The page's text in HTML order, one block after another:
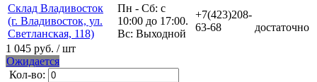
Склад Владивосток
(г. Владивосток, ул.
Светланская, 118)
Пн - Сб: с
10:00 до 17:00.
Вс: Выходной
+7(423)208-
63-68
достаточно
1 045 руб. / шт
Ожидается
Кол-во: